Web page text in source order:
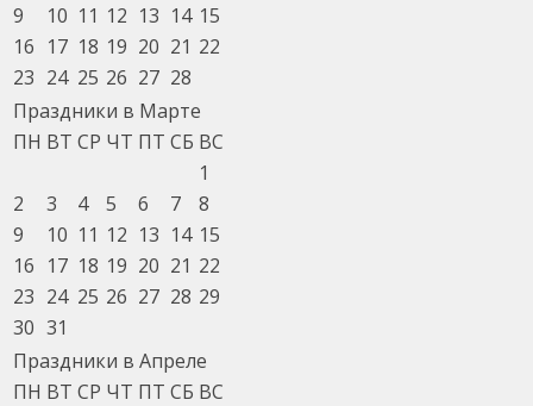
9
10 11 12 13 14 15
16 17 18 19 20 21 22
23 24 25 26 27 28
Праздники в Марте
ПН ВТ СР ЧТ ПТ СБ ВС
1
2
3 4 5 6 7
8
9
10 11 12 13 14 15
16 17 18 19 20 21 22
23 24 25 26 27 28 29
30 31
Праздники в Апреле
ПН ВТ СР ЧТ ПТ СБ ВС